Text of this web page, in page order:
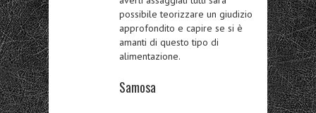
possibile teorizzare un giudizio
approfondito e capire se si è
amanti di questo tipo di
alimentazione.
Samosa